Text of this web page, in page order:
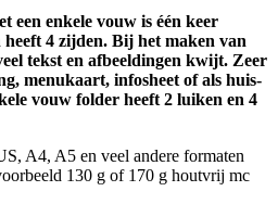
een enkele vouw is één keer
4 zijden. Bij het maken van
tekst en afbeeldingen kwijt. Zeer
menukaart, infosheet of als huis-
vouw folder heeft 2 luiken en 4
A4, A5 en veel andere formaten
130 g of 170 g houtvrij mc